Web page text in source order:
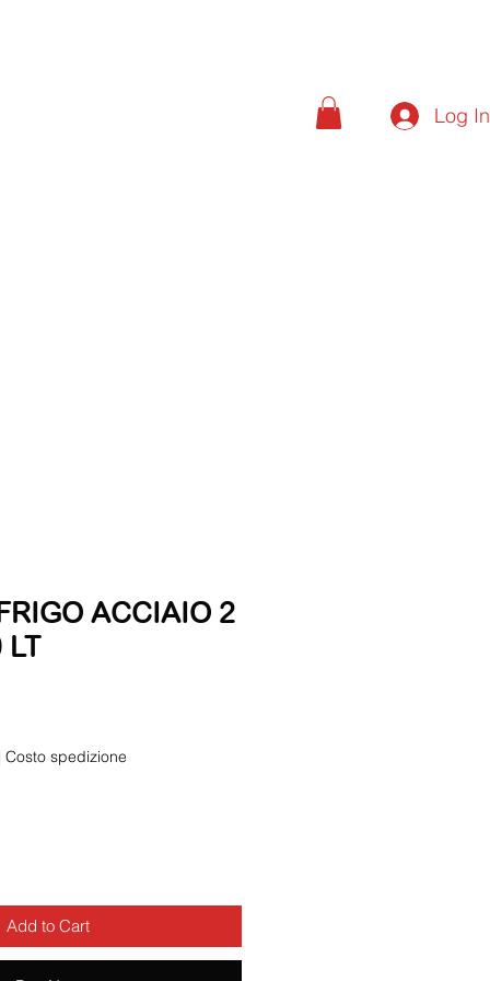
Log In
ACCIAIO 2
LT
Costo spedizione
Add to Cart